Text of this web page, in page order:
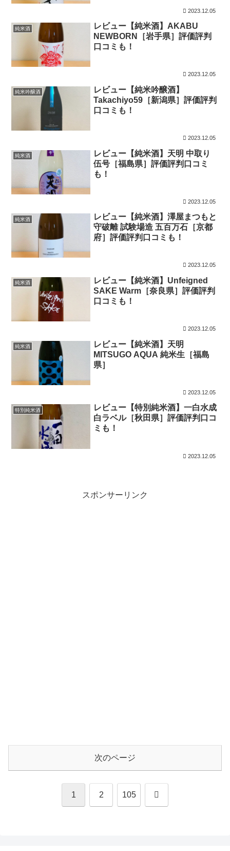
2023.12.05
純米酒
レビュー【純米酒】AKABU
NEWBORN［岩手県］評価評判
口コミも！
2023.12.05
純米吟醸酒
レビュー【純米吟醸酒】
Takachiyo59［新潟県］評価評判
口コミも！
2023.12.05
純米酒
レビュー【純米酒】天明 中取り
伍号［福島県］評価評判口コミ
も！
2023.12.05
純米酒
レビュー【純米酒】澤屋まつもと
守破離 試験場造 五百万石［京都
府］評価評判口コミも！
2023.12.05
純米酒
レビュー【純米酒】Unfeigned
SAKE Warm［奈良県］評価評判
口コミも！
2023.12.05
純米酒
レビュー【純米酒】天明
MITSUGO AQUA 純米生［福島
県］
2023.12.05
特別純米酒
レビュー【特別純米酒】一白水成
白ラベル［秋田県］評価評判口コ
ミも！
2023.12.05
スポンサーリンク
次のページ
1 2 105 次